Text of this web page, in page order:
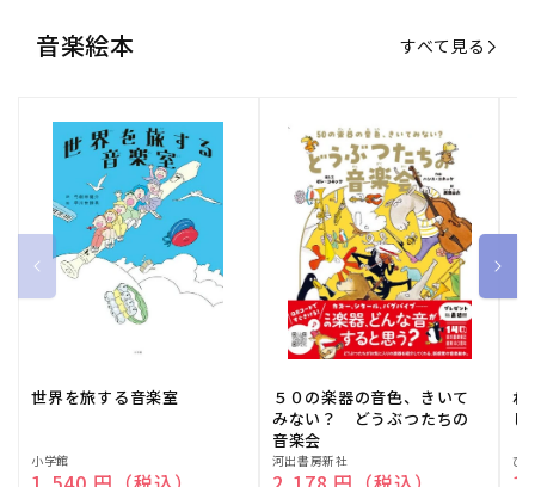
音楽絵本 すべて見る
世界を旅する音楽室
販
小学館
５０の楽器の音色、きいて
みない？ どうぶつたちの
音楽会
販
河出書房新社
ね
販ひ